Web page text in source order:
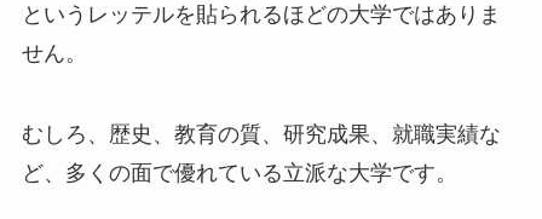
というレッテルを貼られるほどの大学ではありま
せん。
むしろ、歴史、教育の質、研究成果、就職実績な
ど、多くの面で優れている立派な大学です。